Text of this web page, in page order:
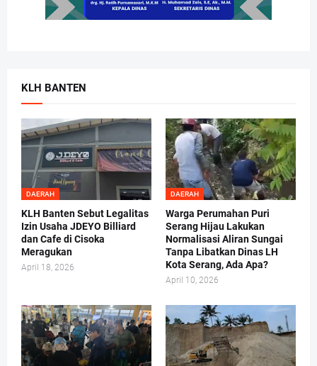
KLH BANTEN
DAERAH
KLH Banten Sebut Legalitas
Izin Usaha JDEYO Billiard
dan Cafe di Cisoka
Meragukan
April 18, 2026
DAERAH
Warga Perumahan Puri
Serang Hijau Lakukan
Normalisasi Aliran Sungai
Tanpa Libatkan Dinas LH
Kota Serang, Ada Apa?
April 10, 2026